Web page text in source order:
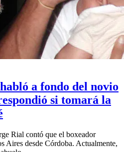
a fondo del novio
si tomará la
Rial contó que el boxeador
Aires desde Córdoba. Actualmente,